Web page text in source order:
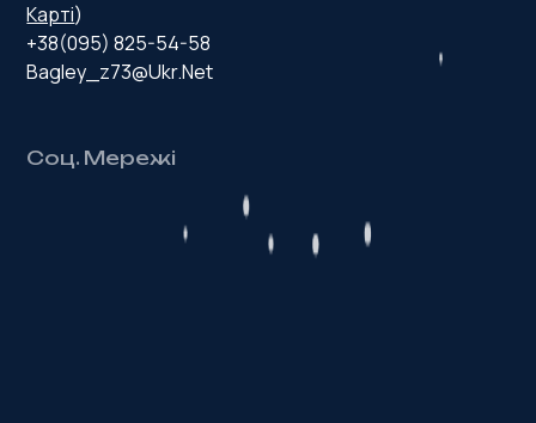
Карті)
+38(095) 825-54-58
Bagley_z73@ukr.net
Соц. Мережі